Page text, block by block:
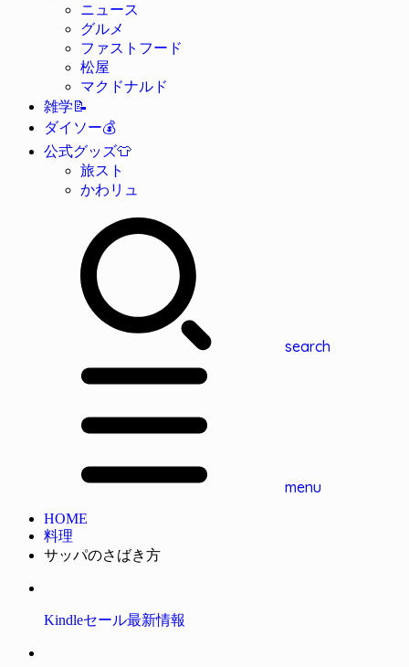
ニュース
グルメ
ファストフード
松屋
マクドナルド
雑学📝
ダイソー💰
公式グッズ👕
旅スト
かわリュ
search
menu
HOME
料理
サッパのさばき方
Kindleセール最新情報